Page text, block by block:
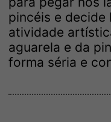
pincéis e decide
atividade
aguarela e da
forma séria e